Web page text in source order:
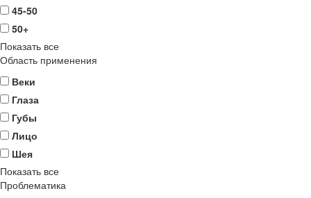
45-50
50+
Показать все
Область применения
Веки
Глаза
Губы
Лицо
Шея
Показать все
Проблематика